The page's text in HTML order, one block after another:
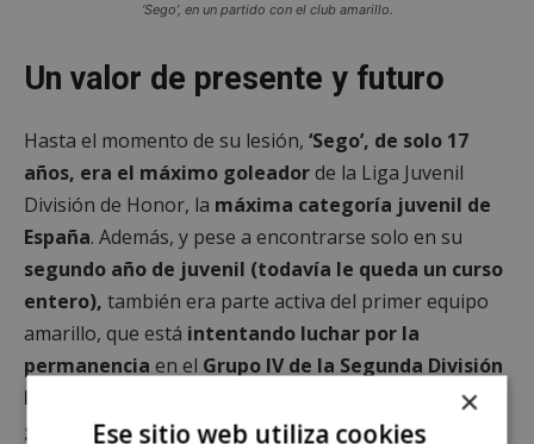
‘Sego’, en un partido con el club amarillo.
Un valor de presente y futuro
Hasta el momento de su lesión, ‘Sego’, de solo 17
años, era el máximo goleadorde la Liga Juvenil
División de Honor, la máxima categoría juvenil de
España. Además, y pese a encontrarse solo en su
segundo año de juvenil (todavía le queda un curso
entero), también era parte activa del primer equipo
amarillo, que está intentando luchar por la
permanencia en el Grupo IV de la Segunda División
B
del fútbol sala nacional. Su baja, por tanto, es un
grave contratiempopara el conjunto alfarero.
×
Ese sitio web utiliza cookies